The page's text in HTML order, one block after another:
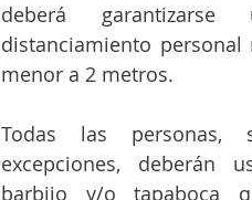
deberá garantizarse
distanciamiento personal
menor a 2 metros.
Todas las personas,
excepciones, deberán
barbijo y/o tapaboca